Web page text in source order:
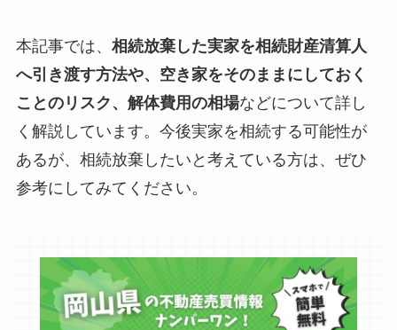
本記事では、 相続放棄した実家を相続財産清算人
へ引き渡す方法や、空き家をそのままにしておく
ことのリスク、解体費用の相場などについて詳し
く解説しています。今後実家を相続する可能性が
あるが、相続放棄したいと考えている方は、ぜひ
参考にしてみてください。